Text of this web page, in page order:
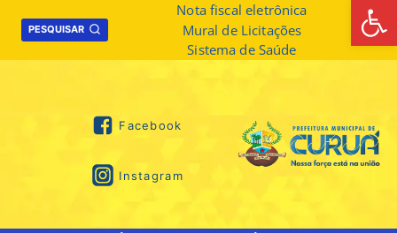
PESQUISAR
Nota fiscal eletrônica
Mural de Licitações
Sistema de Saúde
Facebook
Instagram